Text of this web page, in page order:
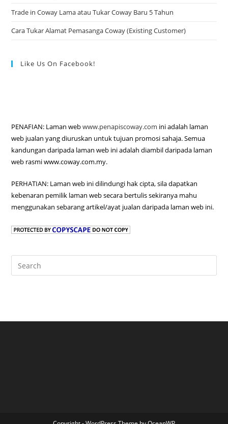
Trade in Coway Lama atau Tukar Coway Baru 5 Tahun
Cara Tukar Alamat Pemasanga Coway (Existing Customer)
Like Us On Facebook!
PENAFIAN: Laman webwww.penapiscoway.com ini adalah laman
web jualan yang diuruskan untuk tujuan promosi sahaja. Semua
kandungan daripada laman web ini adalah diambil daripada laman
web rasmi www.coway.com.my.
PERHATIAN: Laman web ini dilindungi hak cipta, sila dapatkan
kebenaran pemilik laman web secara bertulis sekiranya mahu
menggunakan sebarang artikel/ayat jualan daripada laman web ini.